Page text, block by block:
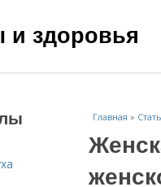
и здоровья
Главная »